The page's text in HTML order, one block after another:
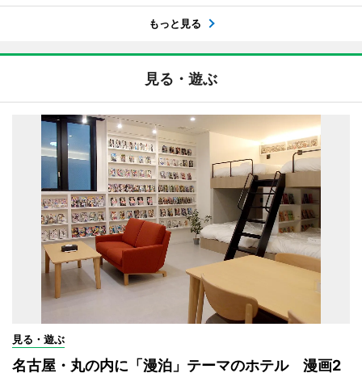
もっと見る
見る・遊ぶ
見る・遊ぶ
名古屋・丸の内に「漫泊」テーマのホテル 漫画2